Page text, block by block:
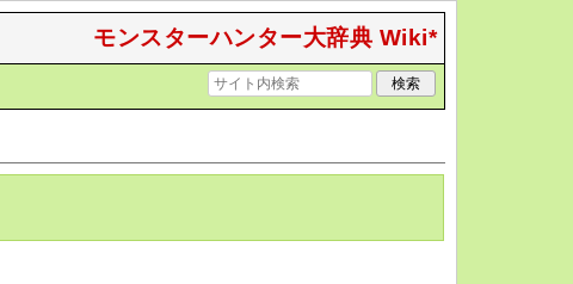
モンスターハンター大辞典 Wiki*